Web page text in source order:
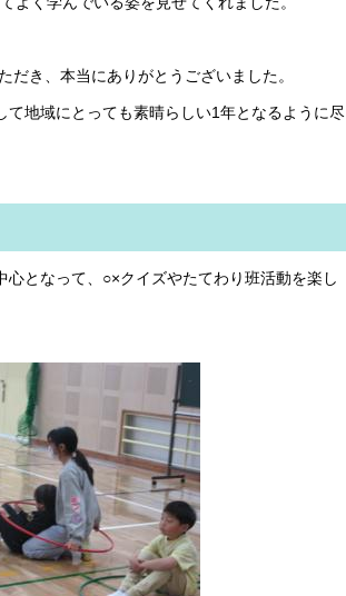
き、本当にありがとうございました。
地域にとっても素晴らしい1年となるように尽
となって、○×クイズやたてわり班活動を楽し